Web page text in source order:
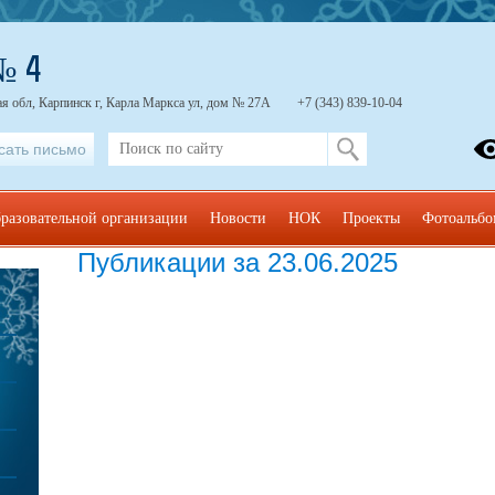
Публикации за 23.06.2025
4
обл, Карпинск г, Карла Маркса ул, дом № 27А +7 (343) 839-10-04
письмо
организации Новости НОК Проекты